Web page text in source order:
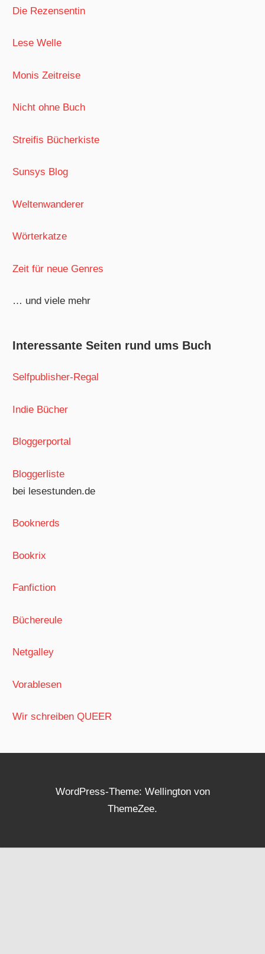
Die Rezensentin
Lese Welle
Monis Zeitreise
Nicht ohne Buch
Streifis Bücherkiste
Sunsys Blog
Weltenwanderer
Wörterkatze
Zeit für neue Genres
… und viele mehr
Interessante Seiten rund ums Buch
Selfpublisher-Regal
Indie Bücher
Bloggerportal
Bloggerliste
bei lesestunden.de
Booknerds
Bookrix
Fanfiction
Büchereule
Netgalley
Vorablesen
Wir schreiben QUEER
WordPress-Theme: Wellington von
ThemeZee.